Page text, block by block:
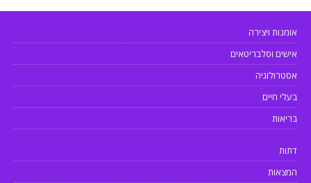
אומנות ויצירה
אישים וסלבריטאים
אסטרולוגיה
בעלי חיים
בריאות
דתות
המצאות